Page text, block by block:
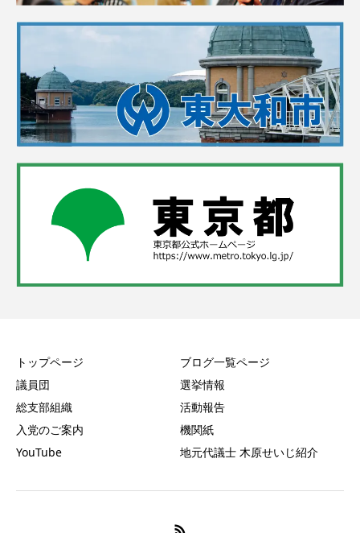
トップページ
議員団
総支部組織
入党のご案内
YouTube
ブログ一覧ページ
選挙情報
活動報告
機関紙
地元代議士 木原せいじ紹介